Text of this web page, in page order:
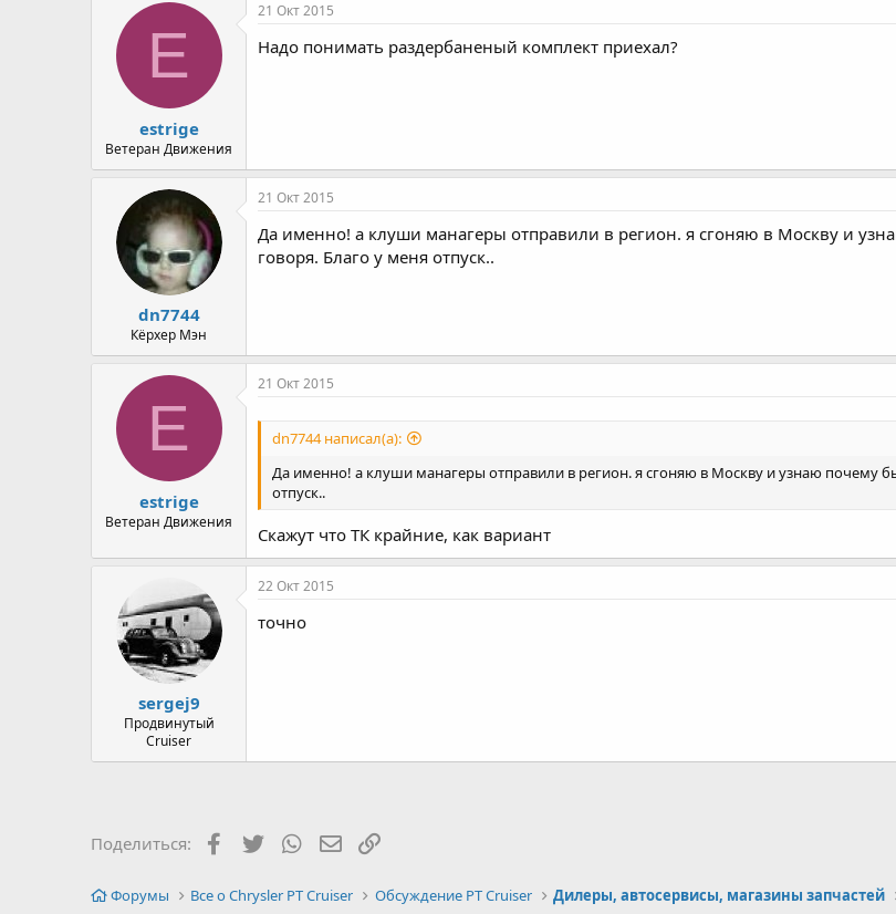
E
estrige
Ветеран Движения
21 Окт 2015
Надо понимать раздербаненый комплект приехал?
dn7744
Кёрхер Мэн
21 Окт 2015
Да именно! а клуши манагеры отправили в регион. я сгоняю в Москву и
говоря. Благо у меня отпуск..
E
estrige
Ветеран Движения
21 Окт 2015
dn7744 написал(а):
Да именно! а клуши манагеры отправили в регион. я сгоняю в Москву и узнаю почему
отпуск..
Скажут что ТК крайние, как вариант
sergej9
Продвинутый
Cruiser
22 Окт 2015
точно
Поделиться: Facebook
TwitterWhatsAppЭлектронная почта
Ссылка
Форумы Все о Chrysler PT Cruiser Обсуждение PT Cruiser Дилеры, автосервисы, магазины запчастей